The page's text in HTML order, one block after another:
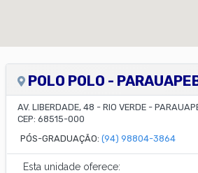
POLO POLO -
AV. LIBERDADE, 48 - RIO VERDE -
CEP: 68515-000
PÓS-GRADUAÇÃO: (94) 98804-3864
Esta unidade oferece: